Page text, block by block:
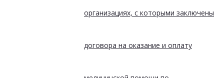
организациях, с которыми заключены
договора на оказание и оплату